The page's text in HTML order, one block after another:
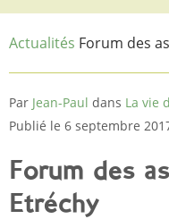
Actualités Forum des
Par Jean-Paul dans La vie
Publié le 6 septembre
Forum des
Etréchy